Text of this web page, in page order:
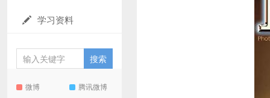
学习资料
微博
腾讯微博